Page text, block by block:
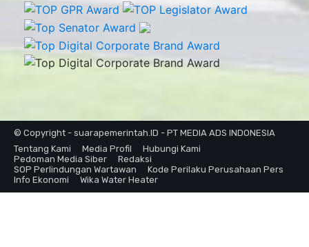
© Copyright - suarapemerintah.ID - PT MEDIA ADS INDONESIA
Tentang Kami
Media Profil
Hubungi Kami
Pedoman Media Siber
Redaksi
SOP Perlindungan Wartawan
Kode Perilaku Perusahaan Pers
Info Ekonomi
Wika Water Heater